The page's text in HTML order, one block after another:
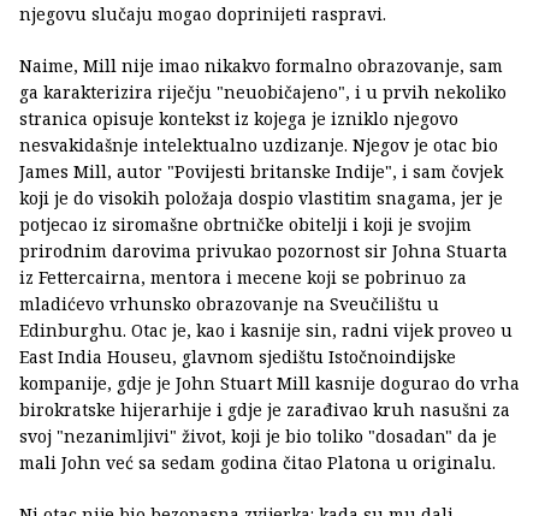
njegovu slučaju mogao doprinijeti raspravi.
Naime, Mill nije imao nikakvo formalno obrazovanje, sam
ga karakterizira riječju "neuobičajeno", i u prvih nekoliko
stranica opisuje kontekst iz kojega je izniklo njegovo
nesvakidašnje intelektualno uzdizanje. Njegov je otac bio
James Mill, autor "Povijesti britanske Indije", i sam čovjek
koji je do visokih položaja dospio vlastitim snagama, jer je
potjecao iz siromašne obrtničke obitelji i koji je svojim
prirodnim darovima privukao pozornost sir Johna Stuarta
iz Fettercairna, mentora i mecene koji se pobrinuo za
mladićevo vrhunsko obrazovanje na Sveučilištu u
Edinburghu. Otac je, kao i kasnije sin, radni vijek proveo u
East India Houseu, glavnom sjedištu Istočnoindijske
kompanije, gdje je John Stuart Mill kasnije dogurao do vrha
birokratske hijerarhije i gdje je zarađivao kruh nasušni za
svoj "nezanimljivi" život, koji je bio toliko "dosadan" da je
mali John već sa sedam godina čitao Platona u originalu.